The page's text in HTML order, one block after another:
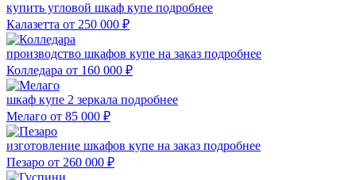
купить угловой шкаф купе подробнее
Калазетта от 250 000 ₽
производство шкафов купе на заказ подробнее
Колледара от 160 000 ₽
шкаф купе 2 зеркала подробнее
Мелаго от 85 000 ₽
изготовление шкафов купе на заказ подробнее
Пезаро от 260 000 ₽